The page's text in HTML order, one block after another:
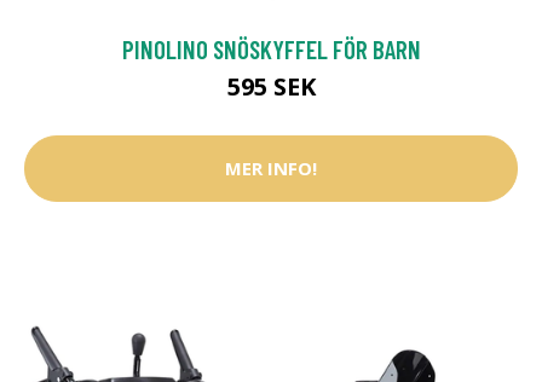
PINOLINO SNÖSKYFFEL FÖR BARN
595 SEK
MER INFO!